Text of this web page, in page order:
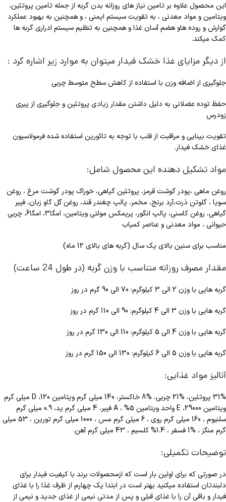
این محصول علاوه بر تامین نیاز های روزانه بدن گربه از جمله تامین پروتئین،
ویتامین و مواد معدنی ، به تقویت سیستم ایمنی ، و همچنین به بهبود عملکرد
گوارش و روده هاو هضم آسان غذا و همچنین به تنظیم سیستم ادراری گربه ها
کمک میکند.
از دیگر مزایای غذا خشک فیدار میتوان به موارد زیر اشاره کرد :
جلوگیری از اضافه وزن با استفاده از کاهش سطح متوسط چربی
حفظ توده عضلانی به دلیل داشتن مقدار زیادی پروتئین و جلوگیری از پیری
زودرس
تقویت بینایی و مراقبت از قلب با توجه به تائورین استفاده شده فرمولاسیون
غذای خشک فیدار.
مواد تشکیل دهنده این محصول شامل:
روغن ماهی ،پودر گوشت قرمز، پروتئین گیاهی، خوراک پودر گوشت مرغ ، روغن
سویا ، گلوتن ذرت،آرد برنج، مخمر، پالپ چغندر قند، روغن گل گاو زبان، فیبر
گیاهی، روغن کاسنی، پالپ انگور، پریمکس مولتی ویتامین، امگا3، امگا6، چربی
حیوانی ، مواد معدنی و عناصر کمیاب
مناسب برای سنین بالای یک سال (گربه های بالای 12 ماه)
مقدار مصرف روزانه متناسب با وزن گربه (در طول 24 ساعت)
گربه هایی با وزن 2 الی 3 کیلوگرم: 70 الی 90 گرم در روز
گربه هایی با وزن 3 الی 4 کیلوگرم: 90 الی 110 گرم در روز
گربه هایی با وزن 4 الی 5 کیلوگرم: 110 الی 130 گرم در روز
گربه هایی با وزن 5 الی 6 کیلوگرم: 130 الی 150 گرم در روز
آنالیز مواد غذایی:
31% پروتئین، %21 چربی، %8 خاکستر، 140 میلی گرم ویتامین D ،120 میلی گرم
ویتامین E ،29000 واحد ویتامین A ، %5 فیبر، 4 میلی گرم ید، 0.9 میلی گرم
سلنیوم ، 160 میلی گرم روی ، 6 میلی گرم مس ، 1000 میلی گرم تورین ، 53 میلی
گرم منگز ، %1 فسفر ، 1.4% کلسیم ، 43 میلی گرم آهن.
توضیحات تکمیلی:
در صورتی که برای اولین بار است که ازمحصولات برند با کیفیت فیدار برای
دلبندتان استفاده میکنید بهتر است در ابتدا یک چهارم از ظرف غذا را با غذای
فیدار و باقی آن را با غذای قبلی و پس از مدتی نیمی از غذای جدید و نیمی از